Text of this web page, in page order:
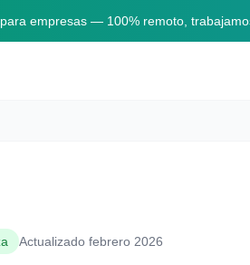
empresas — 100% remoto,
Actualizado febrero 2026